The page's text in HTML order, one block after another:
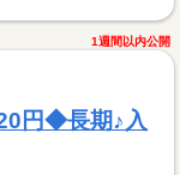
1週間以内公開
円◆長期♪入